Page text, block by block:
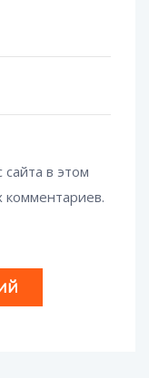
в этом